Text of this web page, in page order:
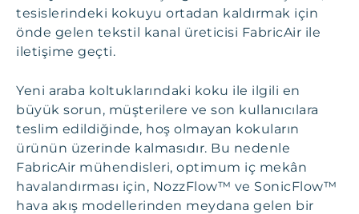
tesislerindeki kokuyu ortadan kaldırmak için
önde gelen tekstil kanal üreticisi FabricAir ile
iletişime geçti.
Yeni araba koltuklarındaki koku ile ilgili en
büyük sorun, müşterilere ve son kullanıcılara
teslim edildiğinde, hoş olmayan kokuların
ürünün üzerinde kalmasıdır. Bu nedenle
FabricAir mühendisleri, optimum iç mekân
havalandırması için, NozzFlow™ ve SonicFlow™
hava akış modellerinden meydana gelen bir